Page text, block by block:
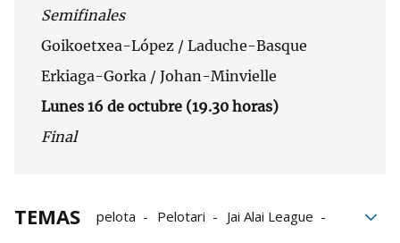
Semifinales
Goikoetxea-López / Laduche-Basque
Erkiaga-Gorka / Johan-Minvielle
Lunes 16 de octubre (19.30 horas)
Final
TEMAS pelota Pelotari
Jai Alai League